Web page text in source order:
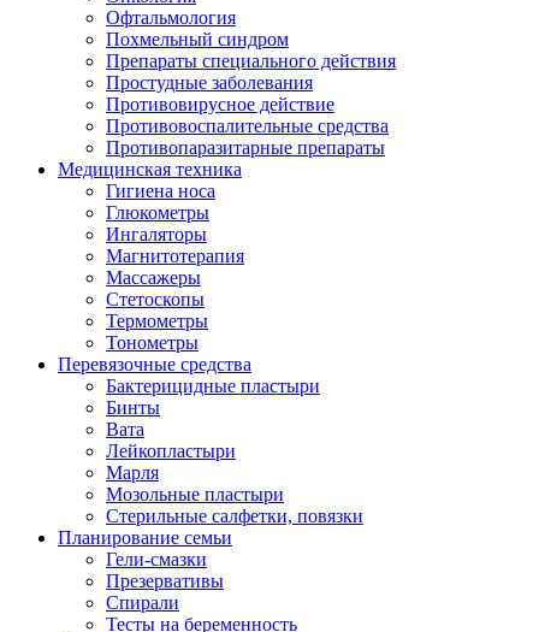
Офтальмология
Похмельный синдром
Препараты специального действия
Простудные заболевания
Противовирусное действие
Противовоспалительные средства
Противопаразитарные препараты
Медицинская техника
Гигиена носа
Глюкометры
Ингаляторы
Магнитотерапия
Массажеры
Стетоскопы
Термометры
Тонометры
Перевязочные средства
Бактерицидные пластыри
Бинты
Вата
Лейкопластыри
Марля
Мозольные пластыри
Стерильные салфетки, повязки
Планирование семьи
Гели-смазки
Презервативы
Спирали
Тесты на беременность